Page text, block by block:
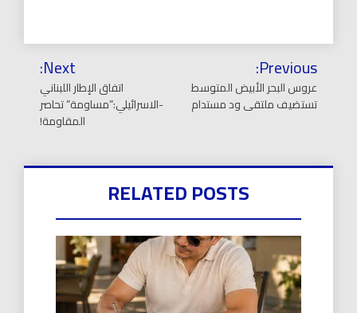
تصفّح
المقالات
Previous:
عروس البحر الأبيض المتوسط
تستضيف ملتقى ود مستدام
Next:
اتفاق الإطار اللبناني
-الاسرائيلي:”مساومة” تحاصر
المقاومة!
RELATED POSTS